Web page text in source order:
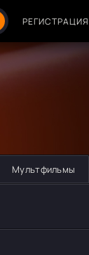
РЕГИСТРАЦИЯ
Мультфильмы